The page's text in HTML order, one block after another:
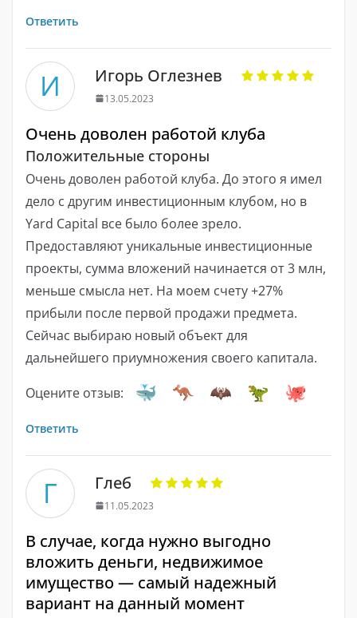
Ответить
И Игорь Оглезнев
13.05.2023
Очень доволен работой клуба
Положительные стороны
Очень доволен работой клуба. До этого я имел
дело с другим инвестиционным клубом, но в
Yard Capital все было более зрело.
Предоставляют уникальные инвестиционные
проекты, сумма вложений начинается от 3 млн,
меньше смысла нет. На моем счету +27%
прибыли после первой продажи предмета.
Сейчас выбираю новый объект для
дальнейшего приумножения своего капитала.
Оцените отзыв:
Ответить
Г Глеб
11.05.2023
В случае, когда нужно выгодно
вложить деньги, недвижимое
имущество — самый надежный
вариант на данный момент